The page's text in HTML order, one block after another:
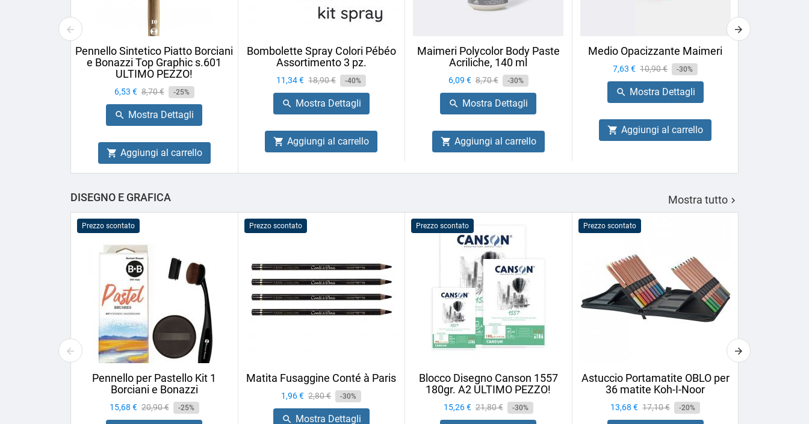
Pennello Sintetico Piatto Borciani
e Bonazzi Top Graphic s.601
ULTIMO PEZZO!
Prezzo
6,53 € Prezzo
base
8,70 € -25%
 Mostra Dettagli
 Aggiungi al carrello
Bombolette Spray Colori Pébéo
Assortimento 3 pz.
Prezzo
11,34 € Prezzo
base
18,90 € -40%
 Mostra Dettagli
 Aggiungi al carrello
Maimeri Polycolor Body Paste
Acriliche, 140 ml
Prezzo
6,09 € Prezzo
base
8,70 € -30%
 Mostra Dettagli
 Aggiungi al carrello
Medio Opacizzante Maimeri
Prezzo
7,63 € Prezzo
base
10,90 € -30%
 Mostra Dettagli
 Aggiungi al carrello
DISEGNO E GRAFICA Mostra tutto 
Prezzo scontato
Pennello per Pastello Kit 1
Borciani e Bonazzi
Prezzo
15,68 € Prezzo
base
20,90 € -25%
Prezzo scontato
Matita Fusaggine Conté à Paris
Prezzo
1,96 € Prezzo
base
2,80 € -30%
 Mostra Dettagli
Prezzo scontato
Blocco Disegno Canson 1557
180gr. A2 ULTIMO PEZZO!
Prezzo
15,26 € Prezzo
base
21,80 € -30%
Prezzo scontato
Astuccio Portamatite OBLO per
36 matite Koh-I-Noor
Prezzo
13,68 € Prezzo
base
17,10 € -20%